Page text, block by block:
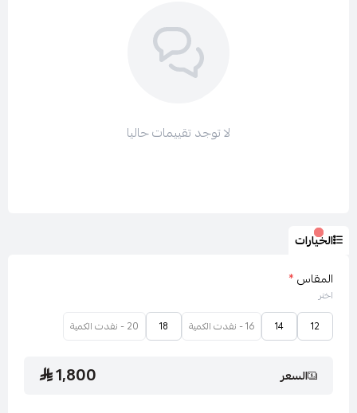
طول العارضة : 174سم
لا توجد تقييمات حاليا
الخيارات
المقاس*
اختر
12
14 16 - نفدت الكمية 18 20 - نفدت الكمية
السعر 1,800